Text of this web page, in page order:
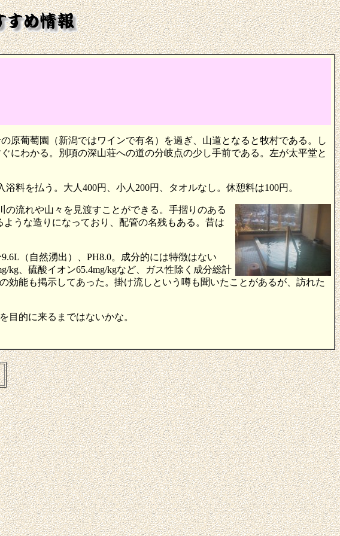
原葡萄園（新潟ではワインで有名）を過ぎ、山道となると牧村である。し
にわかる。別項の深山荘への道の分岐点の少し手前である。左が太平堂と
料を払う。大人400円、小人200円、タオルなし。休憩料は100円。
流れや山々を見渡すことができる。手摺りのある
うな造りになっており、配管の名残もある。昔は
（自然湧出）、PH8.0。成分的には特徴はない
kg、硫酸イオン65.4mg/kgなど、ガス性除く成分総計
効能も掲示してあった。掛け流しという噂も聞いたことがあるが、訪れた
目的に来るまではないかな。